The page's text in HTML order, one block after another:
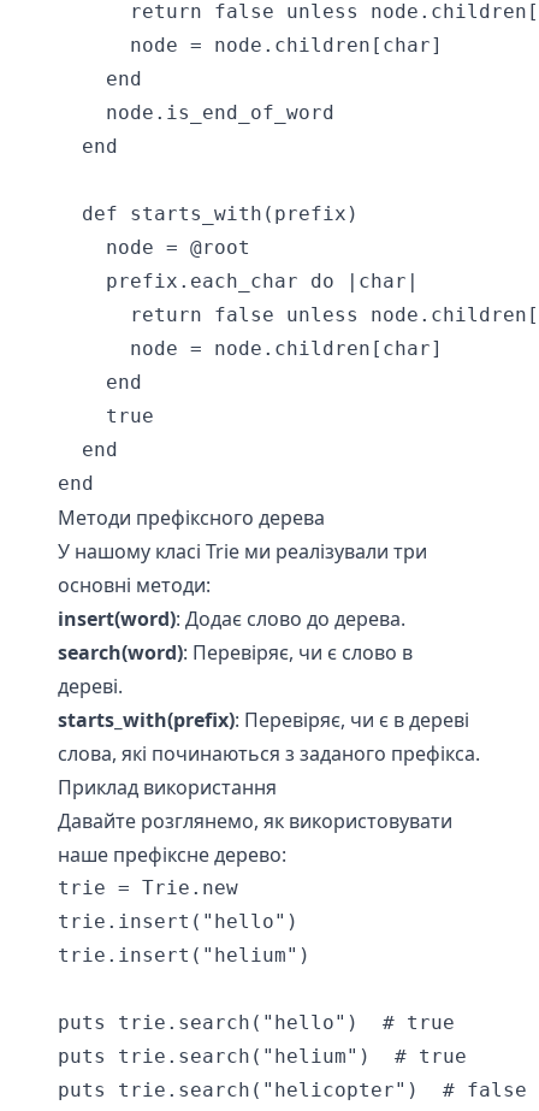
return false unless
      node = node.children[char]
    end
    node.is_end_of_word
  end
  def starts_with(prefix)
    node = @root
    prefix.each_char do |char|
return false unless
      node = node.children[char]
    end
    true
  end
Методи префіксного дерева
У нашому класі Trie ми реалізували три
основні методи:
insert(word): Додає слово до дерева.
search(word): Перевіряє, чи є слово в
дереві.
starts_with(prefix): Перевіряє, чи є в дереві
слова, які починаються з заданого префікса.
Приклад використання
Давайте розглянемо, як використовувати
наше префіксне дерево:
trie = Trie.new
trie.insert("hello")
trie.insert("helium")
puts trie.search("hello")  # true
puts trie.search("helium")  # true
puts trie.search("helicopter")  # false